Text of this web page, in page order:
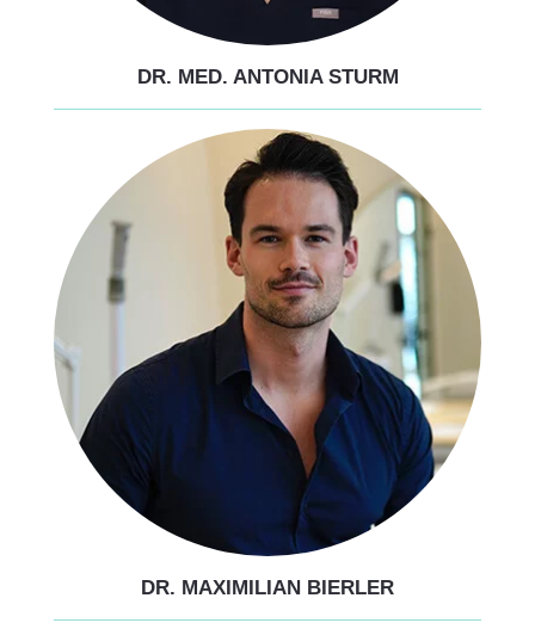
DR. MED. ANTONIA STURM
DR. MAXIMILIAN BIERLER